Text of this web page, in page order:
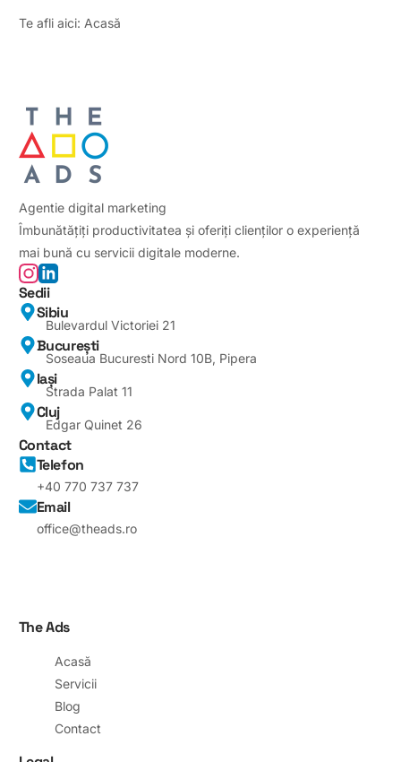
Te afli aici: Acasă
Agentie digital marketing
Îmbunătățiți productivitatea și oferiți clienților o experiență
mai bună cu servicii digitale moderne.
Sedii
Sibiu
Bulevardul Victoriei 21
București
Soseaua Bucuresti Nord 10B, Pipera
Iași
Strada Palat 11
Cluj
Edgar Quinet 26
Contact
Telefon
+40 770 737 737
Email
office@theads.ro
The Ads
Acasă
Servicii
Blog
Contact